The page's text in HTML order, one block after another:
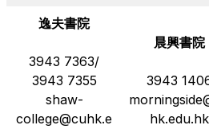
逸夫書院
3943 7363/
3943 7355
shaw-
college@cuhk.e
晨興書院
3943
hk.edu.hk